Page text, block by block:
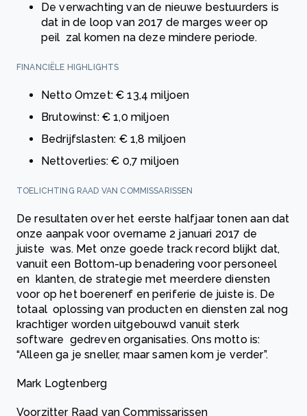
De verwachting van de nieuwe bestuurders is
dat in de loop van 2017 de marges weer op
peil zal komen na deze mindere periode.
FINANCIËLE HIGHLIGHTS
Netto Omzet: € 13,4 miljoen
Brutowinst: € 1,0 miljoen
Bedrijfslasten: € 1,8 miljoen
Nettoverlies: € 0,7 miljoen
TOELICHTING RAAD VAN COMMISSARISSEN
De resultaten over het eerste halfjaar tonen aan dat
onze aanpak voor overname 2 januari 2017 de
juiste was. Met onze goede track record blijkt dat,
vanuit een Bottom-up benadering voor personeel
en klanten, de strategie met meerdere diensten
voor op het boerenerf en periferie de juiste is. De
totaal oplossing van producten en diensten zal nog
krachtiger worden uitgebouwd vanuit sterk
software gedreven organisaties. Ons motto is:
“Alleen ga je sneller, maar samen kom je verder”.
Mark Logtenberg
Voorzitter Raad van Commissarissen